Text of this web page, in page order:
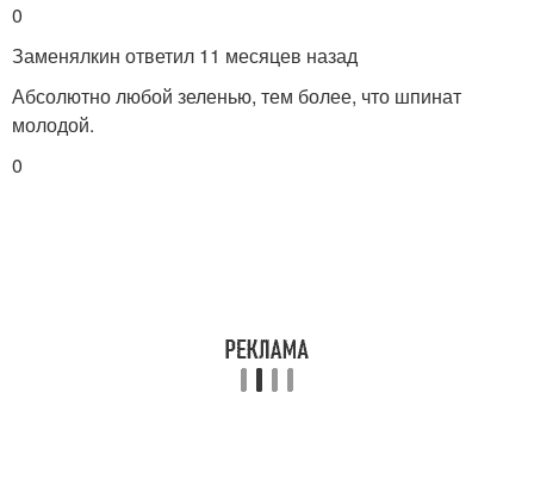
0
Заменялкин ответил 11 месяцев назад
Абсолютно любой зеленью, тем более, что шпинат
молодой.
0